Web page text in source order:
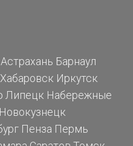
Астрахань Барнаул
Хабаровск Иркутск
Липецк Набережные
Новокузнецк
Пенза Пермь